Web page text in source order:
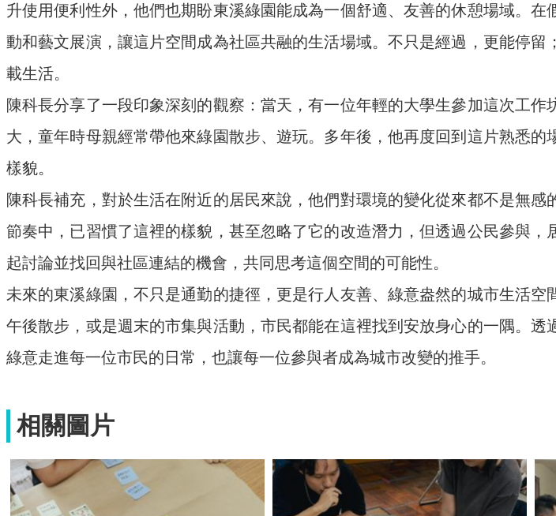
升使用便利性外，他們也期盼東溪綠園能成為一個舒適、友善的休憩場域。在
動和藝文展演，讓這片空間成為社區共融的生活場域。不只是經過，更能停留
載生活。
陳科長分享了一段印象深刻的觀察：當天，有一位年輕的大學生參加這次工作
大，童年時母親經常帶他來綠園散步、遊玩。多年後，他再度回到這片熟悉的
樣貌。
陳科長補充，對於生活在附近的居民來說，他們對環境的變化從來都不是無感
節奏中，已習慣了這裡的樣貌，甚至忽略了它的改造潛力，但透過公民參與，
起討論並找回與社區連結的機會，共同思考這個空間的可能性。
未來的東溪綠園，不只是通勤的捷徑，更是行人友善、綠意盎然的城市生活空
午後散步，或是週末的市集與活動，市民都能在這裡找到安放身心的一隅。透
綠意走進每一位市民的日常，也讓每一位參與者成為城市改變的推手。
相關圖片